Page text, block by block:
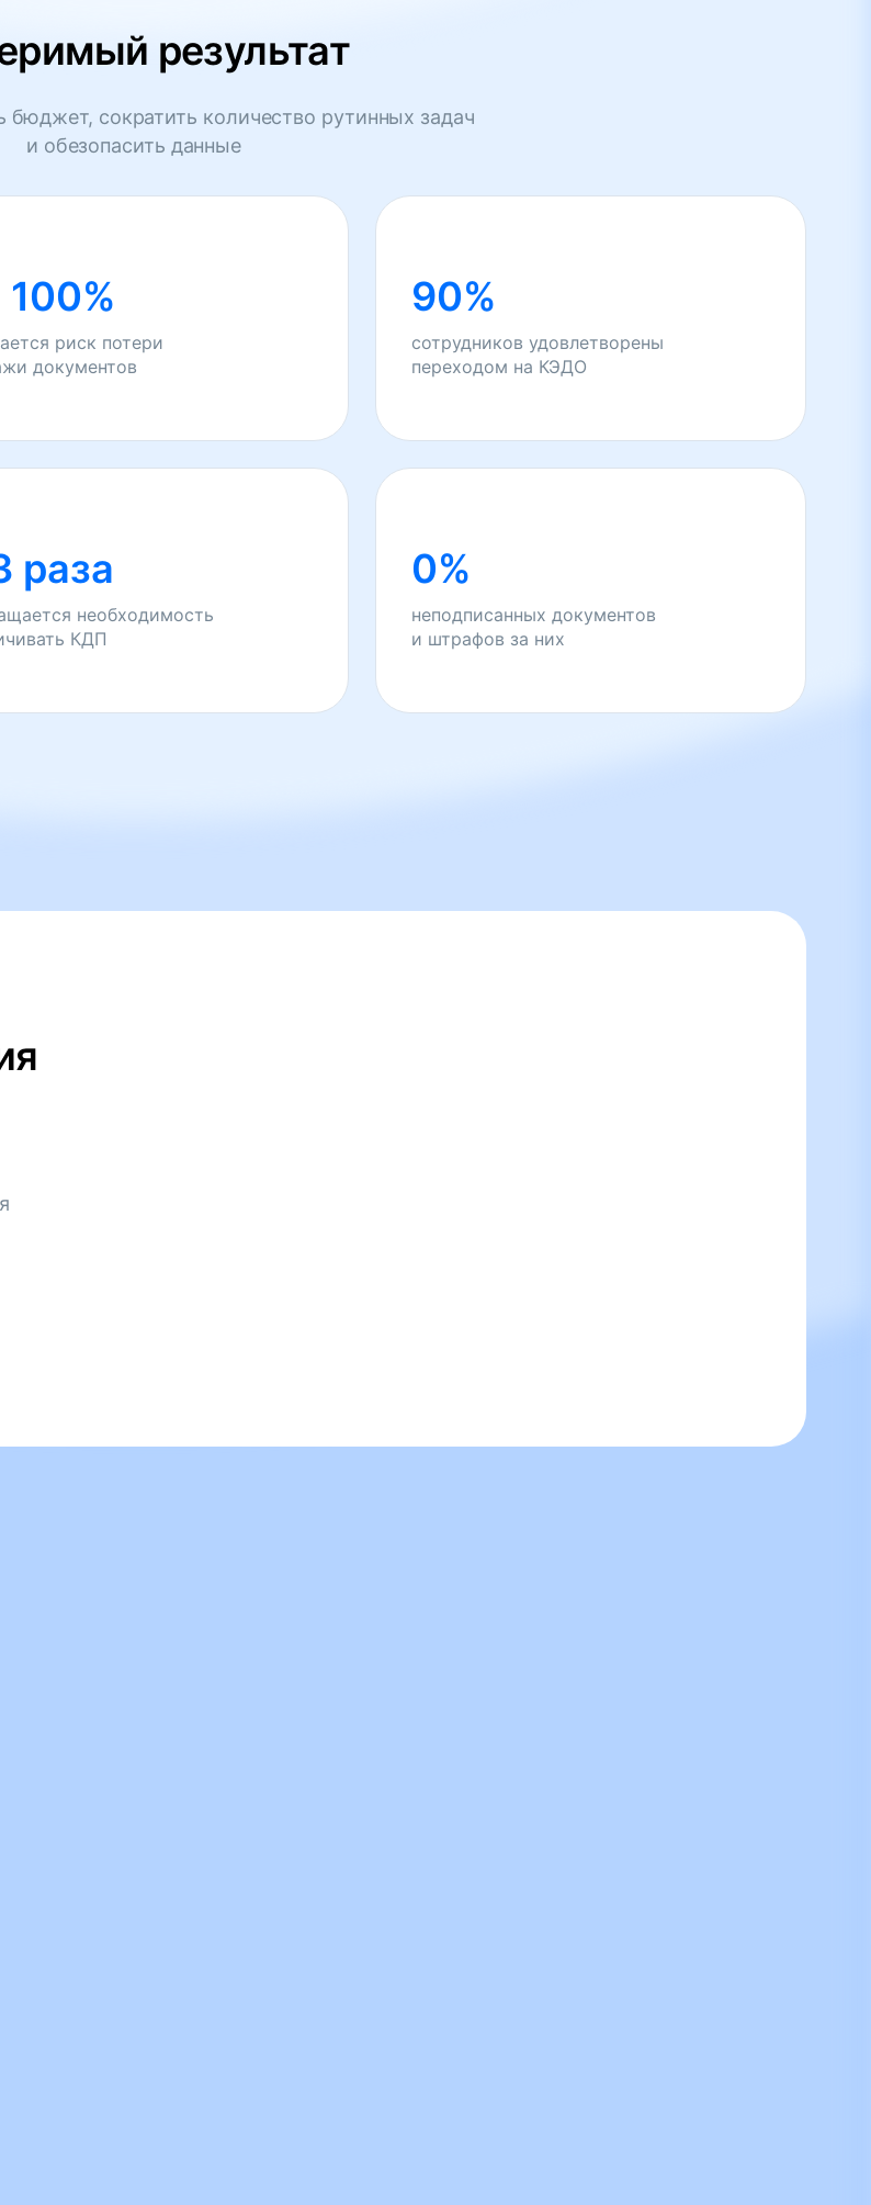
результат
сократить количество рутинных задач
и обезопасить данные
100%
риск потери
документов
90%
сотрудников удовлетворены
переходом на КЭДО
раза
необходимость
КДП
0%
неподписанных документов
и штрафов за них